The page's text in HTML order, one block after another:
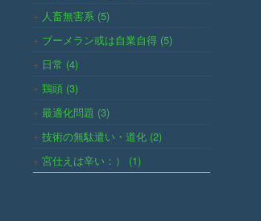
人畜無害系 (5)
ブーメラン或は自業自得 (5)
日常 (4)
鶏頭 (3)
最適化問題 (3)
技術の無駄遣い・道化 (2)
宮仕えは辛い：） (1)